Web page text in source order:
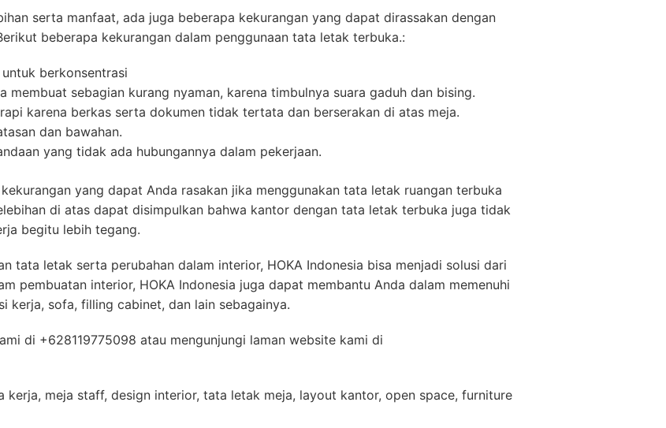
serta manfaat, ada juga beberapa kekurangan yang dapat dirassakan dengan
beberapa kekurangan dalam penggunaan tata letak terbuka.:
berkonsentrasi
membuat sebagian kurang nyaman, karena timbulnya suara gaduh dan bising.
karena berkas serta dokumen tidak tertata dan berserakan di atas meja.
dan bawahan.
yang tidak ada hubungannya dalam pekerjaan.
yang dapat Anda rasakan jika menggunakan tata letak ruangan terbuka
di atas dapat disimpulkan bahwa kantor dengan tata letak terbuka juga tidak
begitu lebih tegang.
tata letak serta perubahan dalam interior, HOKA Indonesia bisa menjadi solusi dari
pembuatan interior, HOKA Indonesia juga dapat membantu Anda dalam memenuhi
kerja, sofa, filling cabinet, dan lain sebagainya.
di +628119775098 atau mengunjungi laman website kami di
kerja, meja staff, design interior, tata letak meja, layout kantor, open space, furniture